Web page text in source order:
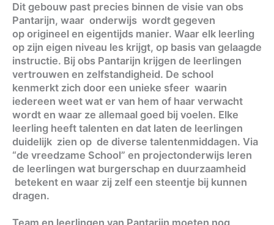
Dit gebouw past precies binnen de visie van obs
Pantarijn, waar onderwijs wordt gegeven
op origineel en eigentijds manier. Waar elk leerling
op zijn eigen niveau les krijgt, op basis van gelaagde
instructie. Bij obs Pantarijn krijgen de leerlingen
vertrouwen en zelfstandigheid. De school
kenmerkt zich door een unieke sfeer waarin
iedereen weet wat er van hem of haar verwacht
wordt en waar ze allemaal goed bij voelen. Elke
leerling heeft talenten en dat laten de leerlingen
duidelijk zien op de diverse talentenmiddagen. Via
“de vreedzame School” en projectonderwijs leren
de leerlingen wat burgerschap en duurzaamheid
betekent en waar zij zelf een steentje bij kunnen
dragen.